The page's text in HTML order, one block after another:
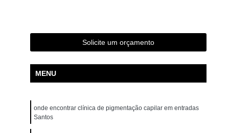
Curso de Pigmentação Capilar Ribeirão Pires
Capilar São Caetano do Sul
Micropigmentação Santo André
Capilar São Bernardo do Campo
Presencial Mauá
Micropigmentação Capilar 3d
Solicite um orçamento
MENU
onde encontrar clínica de pigmentação capilar em entradas
Santos